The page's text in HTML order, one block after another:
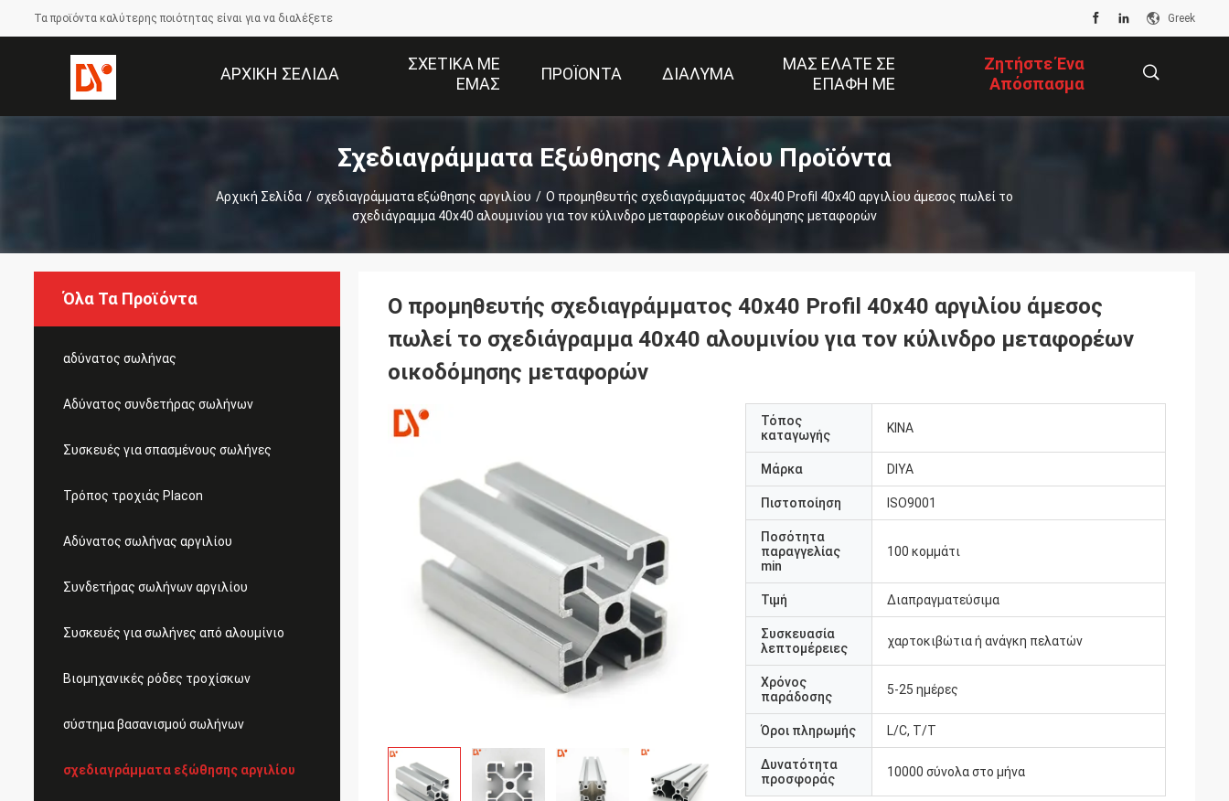
Τα προϊόντα καλύτερης ποιότητας είναι για να διαλέξετε Greek
ΑΡΧΙΚΉ ΣΕΛΊΔΑ
ΣΧΕΤΙΚΆ ΜΕ
ΕΜΆΣ
ΠΡΟΪΌΝΤΑ ΔΙΆΛΥΜΑ
ΜΑΣ ΕΛΆΤΕ ΣΕ
ΕΠΑΦΉ ΜΕ
Ζητήστε Ένα
Απόσπασμα
Σχεδιαγράμματα Εξώθησης Αργιλίου Προϊόντα
Αρχική Σελίδα / σχεδιαγράμματα εξώθησης αργιλίου / Ο προμηθευτής σχεδιαγράμματος 40x40 Profil 40x40 αργιλίου άμεσος πωλεί το
σχεδιάγραμμα 40x40 αλουμινίου για τον κύλινδρο μεταφορέων οικοδόμησης μεταφορών
Όλα Τα Προϊόντα
αδύνατος σωλήνας
Αδύνατος συνδετήρας σωλήνων
Συσκευές για σπασμένους σωλήνες
Τρόπος τροχιάς Placon
Αδύνατος σωλήνας αργιλίου
Συνδετήρας σωλήνων αργιλίου
Συσκευές για σωλήνες από αλουμίνιο
Βιομηχανικές ρόδες τροχίσκων
σύστημα βασανισμού σωλήνων
σχεδιαγράμματα εξώθησης αργιλίου
Ο προμηθευτής σχεδιαγράμματος 40x40 Profil 40x40 αργιλίου άμεσος
πωλεί το σχεδιάγραμμα 40x40 αλουμινίου για τον κύλινδρο μεταφορέων
οικοδόμησης μεταφορών
Τόπος
καταγωγής
ΚΙΝΑ
Μάρκα DIYA
Πιστοποίηση ISO9001
Ποσότητα
παραγγελίας
min
100 κομμάτι
Τιμή Διαπραγματεύσιμα
Συσκευασία
λεπτομέρειες
χαρτοκιβώτια ή ανάγκη πελατών
Χρόνος
παράδοσης
5-25 ημέρες
Όροι πληρωμής L/C, T/T
Δυνατότητα
προσφοράς
10000 σύνολα στο μήνα